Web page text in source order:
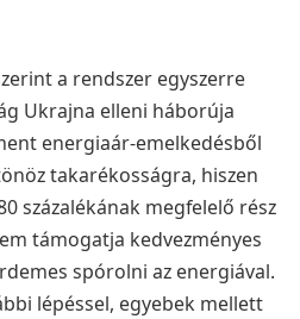
a rendszer egyszerre
Ukrajna elleni háborúja
energiaár-emelkedésből
takarékosságra, hiszen
százalékának megfelelő rész
támogatja kedvezményes
spórolni az energiával.
lépéssel, egyebek mellett